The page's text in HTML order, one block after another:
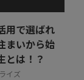
いて
す！
用で選ばれ
まいから始
とは！？
イズ